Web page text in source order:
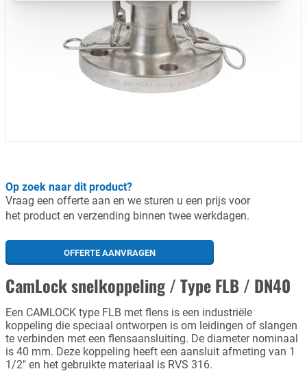
Op zoek naar dit product?
Vraag een offerte aan en we sturen u een prijs voor
het product en verzending binnen twee werkdagen.
OFFERTE AANVRAGEN
CamLock snelkoppeling / Type FLB / DN40
Een CAMLOCK type FLB met flens is een industriële
koppeling die speciaal ontworpen is om leidingen of slangen
te verbinden met een flensaansluiting. De diameter nominaal
is 40 mm. Deze koppeling heeft een aansluit afmeting van 1
1/2" en het gebruikte materiaal is RVS 316.